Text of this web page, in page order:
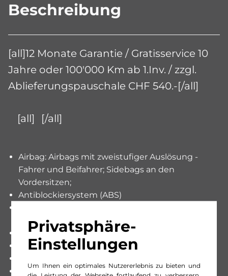
Privatsphäre-
Einstellungen
Um Ihnen ein optimales Nutzererlebnis zu bieten und
Beschreibung
[all]12 Monate Garantie / Gratisservice 10
Jahre oder 100'000 Km ab 1.Inv. / zzgl.
Ablieferungspauschale CHF 540.-[/all]
[all] [/all]
Airbag: Airbags mit zweistufiger Auslösung -
Fahrer und Beifahrer; Sidebags an den
Vordersitzen;
Antiblockiersystem (ABS)
Carbonschliff
Elektronisches Stabilitäts-Programm (ESP)
Fahrzeugschlüssel schwarz
Getriebe: Sequentielles 7-Gang-Getriebe mit